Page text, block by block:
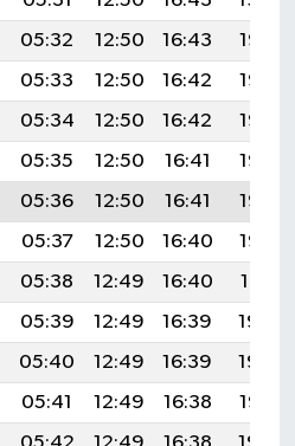
05:32 12:50 16:43
19:58
05:33 12:50 16:42
19:57
05:34 12:50 16:42
19:56
05:35 12:50 16:41
19:55
05:36 12:50 16:41
19:53
05:37 12:50 16:40
19:52
05:38 12:49 16:40
19:51
05:39 12:49 16:39
19:50
05:40 12:49 16:39
19:48
05:41 12:49 16:38
19:47